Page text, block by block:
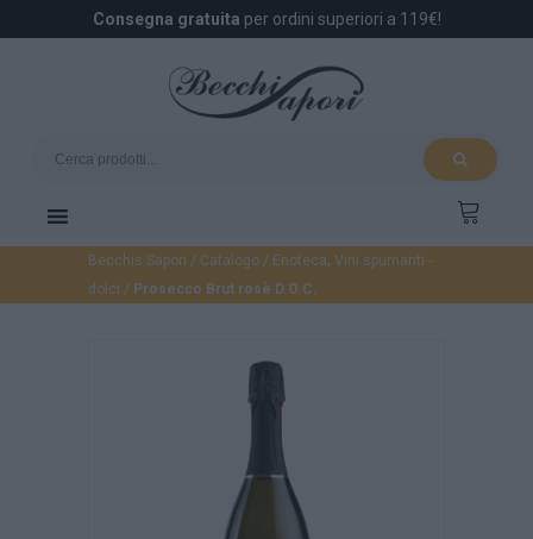
Consegna gratuita per ordini superiori a 119€!
Becchis Sapori / Catalogo / Enoteca, Vini spumanti -
dolci / Prosecco Brut rosè D.O.C.